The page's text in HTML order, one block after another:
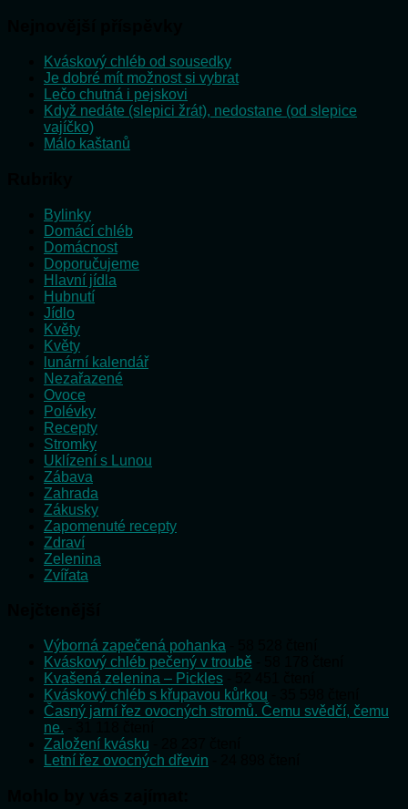
Kváskový chléb od sousedky
Je dobré mít možnost si vybrat
Lečo chutná i pejskovi
Když nedáte (slepici žrát), nedostane (od slepice
vajíčko)
Málo kaštanů
Bylinky
Domácí chléb
Domácnost
Doporučujeme
Hlavní jídla
Hubnutí
Jídlo
Květy
Květy
lunární kalendář
Nezařazené
Ovoce
Polévky
Recepty
Stromky
Uklízení s Lunou
Zábava
Zahrada
Zákusky
Zapomenuté recepty
Zdraví
Zelenina
Zvířata
Výborná zapečená pohanka
Kváskový chléb pečený v troubě
Kvašená zelenina – Pickles
Kváskový chléb s křupavou kůrkou
Časný jarní řez ovocných stromů. Čemu svědčí, čemu
ne.
Založení kvásku
Letní řez ovocných dřevin